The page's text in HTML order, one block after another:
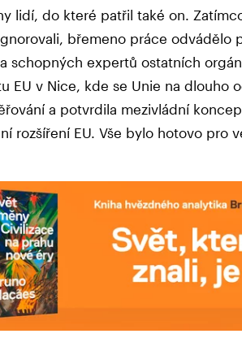
lidí, do které patřil také on.
břemeno práce odvádělo
schopných expertů ostatních
EU v Nice, kde se Unie na dlouho
a potvrdila mezivládní
rozšíření EU. Vše bylo hotovo pro